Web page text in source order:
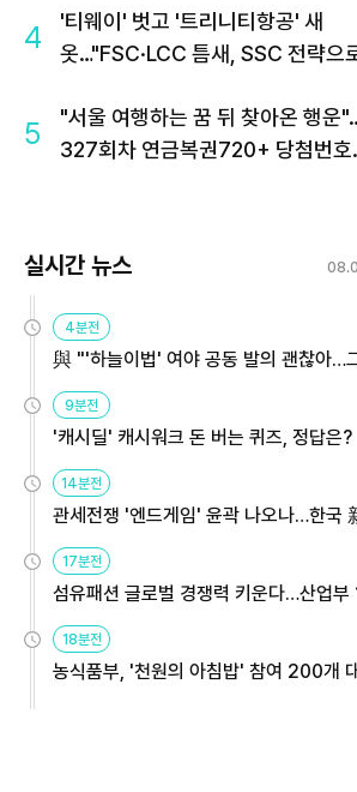
4
'티웨이' 벗고 '트리니티항공' 새
옷…"FSC·LCC 틈새, SSC 전략으
5
"서울 여행하는 꿈 뒤 찾아온 행운
327회차 연금복권720+ 당첨번호
실시간 뉴스
4분전
與 "'하늘이법' 여야 공동 발의 괜찮아…
9분전
'캐시딜' 캐시워크 돈 버는 퀴즈, 정답은?
14분전
관세전쟁 '엔드게임' 윤곽 나오나…한국
용해야
17분전
섬유패션 글로벌 경쟁력 키운다…산업
원
18분전
농식품부, '천원의 아침밥' 참여 200개